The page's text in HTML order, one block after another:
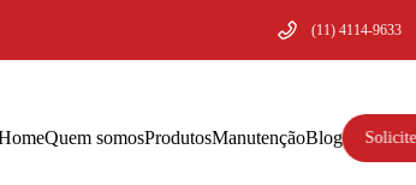
(11) 4114-9633
Quem somosProdutosManutençãoBlog